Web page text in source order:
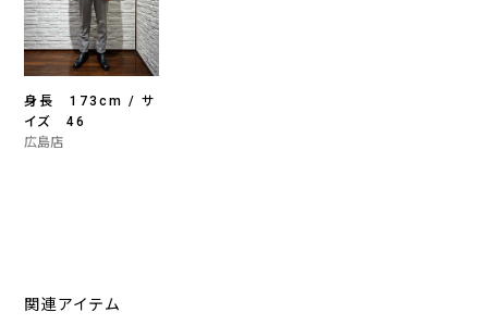
身長 173cm / サ
イズ 46
広島店
関連アイテム